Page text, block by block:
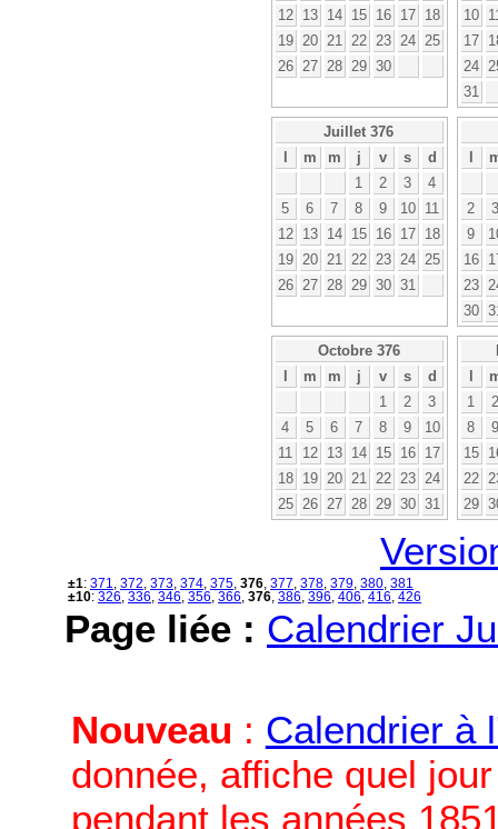
12
13 14 15 16 17
18
19
20 21 22 23 24
25
26
27 28 29 30
10
17
24
31
Juillet 376
l
m m j v s
d
1
2 3
4
5
6 7 8 9 10
11
12
13 14 15 16 17
18
19
20 21 22 23 24
25
26
27 28 29 30 31
l
2
3
9
16
23
30
Octobre 376
l
m m j v s
d
1
2
3
4
5 6 7 8 9
10
11
12 13 14 15 16
17
18
19 20 21 22 23
24
25
26 27 28 29 30 31
l
1
2
8
9
15
22
29
±1: 371 372 373 374 375 376 377 378 379 380 381
±10: 326 336 346 356 366 376 386 396 406 416 426
Page liée : Calendrier
Nouveau : Calendrier à
donnée, affiche quel
pendant les années